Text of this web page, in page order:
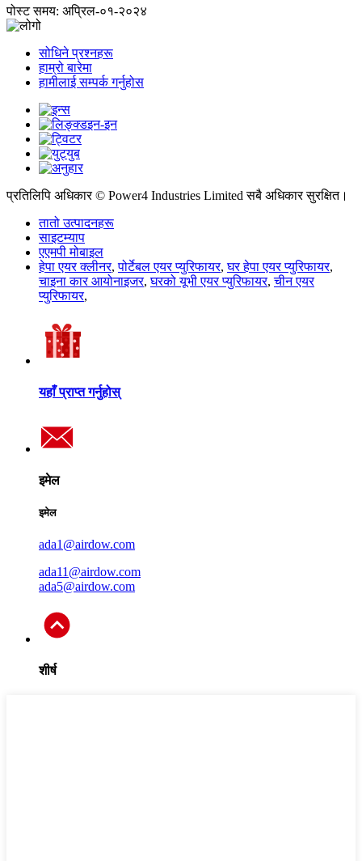
पोस्ट समय: अप्रिल-०१-२०२४
सोधिने प्रश्नहरू
हाम्रो बारेमा
हामीलाई सम्पर्क गर्नुहोस
प्रतिलिपि अधिकार © Power4 Industries Limited सबै अधिकार सुरक्षित।
तातो उत्पादनहरू
साइटम्याप
एएमपी मोबाइल
हेपा एयर क्लीनर,पोर्टेबल एयर प्युरिफायर,घर हेपा एयर प्युरिफायर,
चाइना कार आयोनाइजर,घरको यूभी एयर प्युरिफायर,चीन एयर
प्युरिफायर,
यहाँ प्राप्त गर्नुहोस्
इमेल
इमेल
ada1@airdow.com
ada11@airdow.com
ada5@airdow.com
शीर्ष